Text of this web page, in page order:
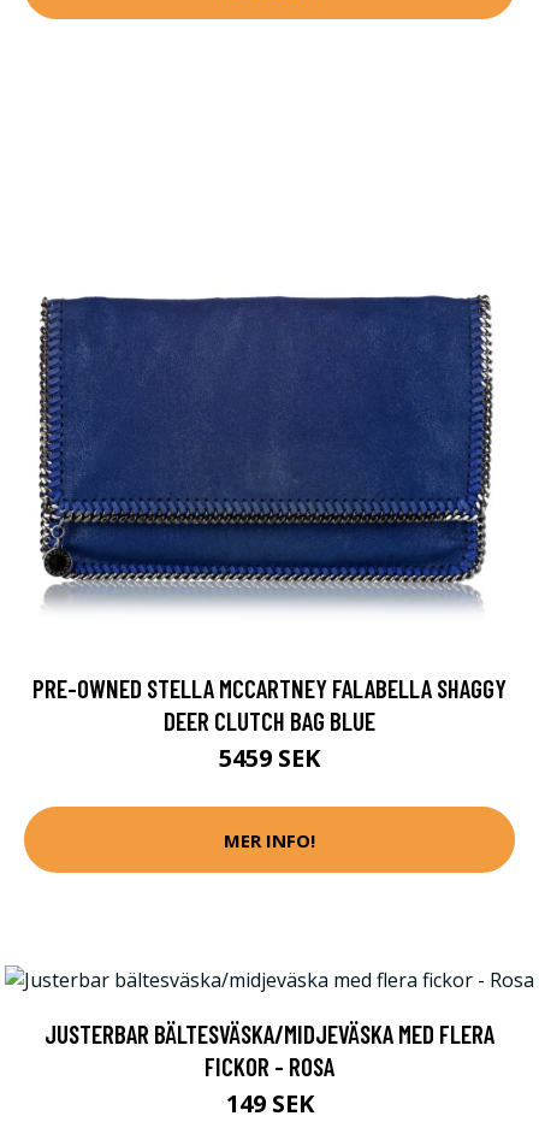
PRE-OWNED STELLA MCCARTNEY FALABELLA SHAGGY
DEER CLUTCH BAG BLUE
5459 SEK
MER INFO!
JUSTERBAR BÄLTESVÄSKA/MIDJEVÄSKA MED FLERA
FICKOR - ROSA
149 SEK